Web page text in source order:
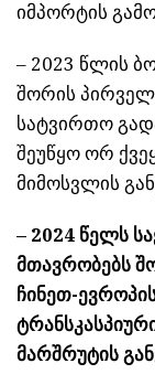
იმპორტის
– 2023 წლის
შორის
სატვირთო
შეუწყო ორ
მიმოსვლის
– 2024 წელს
მთავრობებს
ჩინეთ-
მარშრუტის